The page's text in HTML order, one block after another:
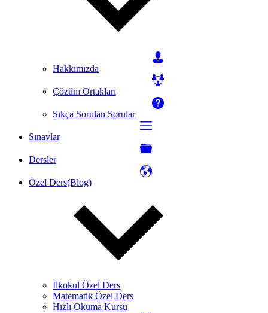
Hakkımızda
Çözüm Ortakları
Sıkça Sorulan Sorular
Sınavlar
Dersler
Özel Ders(Blog)
İlkokul Özel Ders
Matematik Özel Ders
Hızlı Okuma Kursu